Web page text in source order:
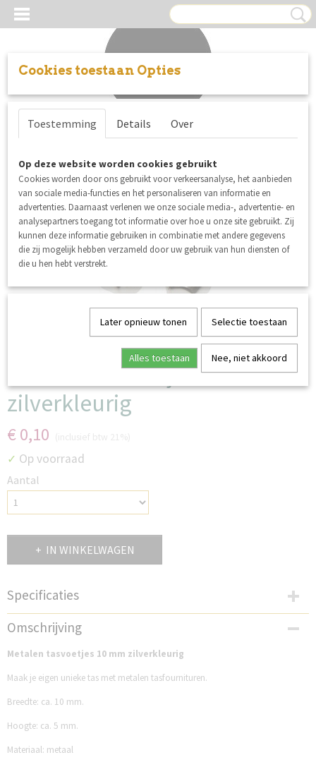
Inloggen Registreren
Metalen tasvoetjes 10 mm
zilverkleurig
€ 0,10
✓ Op voorraad
Aantal
IN WINKELWAGEN
Specificaties
Productcode
FG10MTVZ
Omschrijving
Metalen tasvoetjes 10 mm zilverkleurig
Maak je eigen unieke tas met metalen tasfournituren.
Breedte: ca. 10 mm.
Hoogte: ca. 5 mm.
Materiaal: metaal
Cookies toestaan Opties
Toestemming Details Over
Op deze website worden cookies gebruikt
Cookies worden door ons gebruikt voor verkeersanalyse, het aanbieden
van sociale media-functies en het personaliseren van informatie en
advertenties. Daarnaast verlenen we onze sociale media-, advertentie- en
analysepartners toegang tot informatie over hoe u onze site gebruikt. Zij
kunnen deze informatie gebruiken in combinatie met andere gegevens
die zij mogelijk hebben verzameld door uw gebruik van hun diensten of
die u hen hebt verstrekt.
Later opnieuw tonen Selectie toestaan
Alles toestaan Nee, niet akkoord